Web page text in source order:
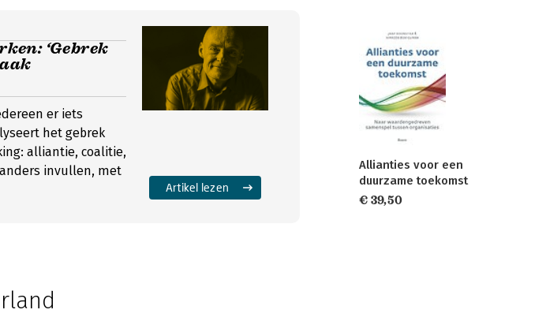
‘Gebrek
er iets
het gebrek
alliantie, coalitie,
invullen, met
Artikel lezen
Allianties voor een
duurzame toekomst
€ 39,50